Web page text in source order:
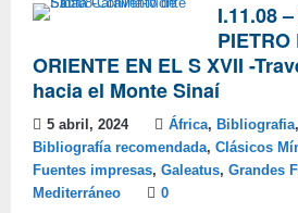
I.11.08
ORIENTE EN EL S XVII -
hacia el Monte Sinaí
5 abril, 2024 África, Bibliografia,
Bibliografía recomendada, Clásicos
Fuentes impresas, Galeatus, Grandes
Mediterráneo
0